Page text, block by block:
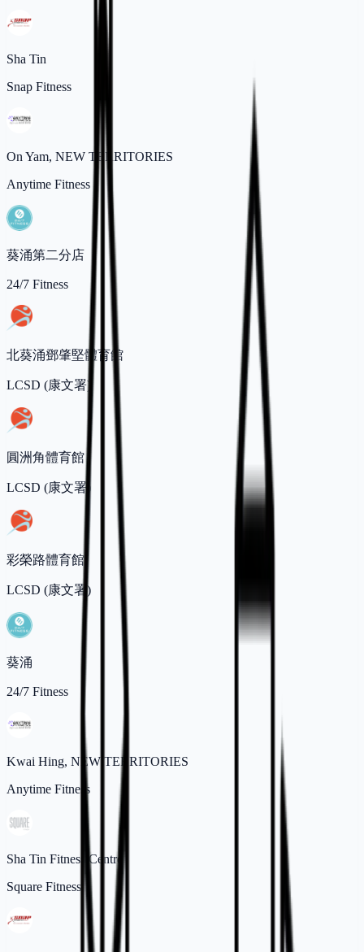
Sha Tin
Snap Fitness
On Yam, NEW TERRITORIES
Anytime Fitness
葵涌第二分店
24/7 Fitness
北葵涌鄧肇堅體育館
LCSD (康文署)
圓洲角體育館
LCSD (康文署)
彩榮路體育館
LCSD (康文署)
葵涌
24/7 Fitness
Kwai Hing, NEW TERRITORIES
Anytime Fitness
Sha Tin Fitness Centre
Square Fitness